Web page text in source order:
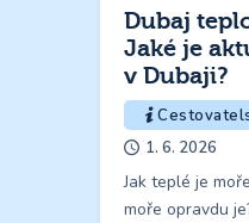
Dubaj
Jaké je
v Dubaji?
1. 6. 2026
Jak teplé je
moře opravdu